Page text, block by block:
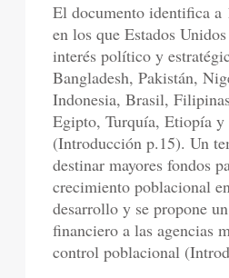
El documento identifica a
en los que Estados
interés político y
Bangladesh, Pakistán,
Indonesia, Brasil,
Egipto, Turquía, Etiopía
(Introducción p.15). Un
destinar mayores fondos
crecimiento poblacional
desarrollo y se propone
financiero a las agencias
control poblacional